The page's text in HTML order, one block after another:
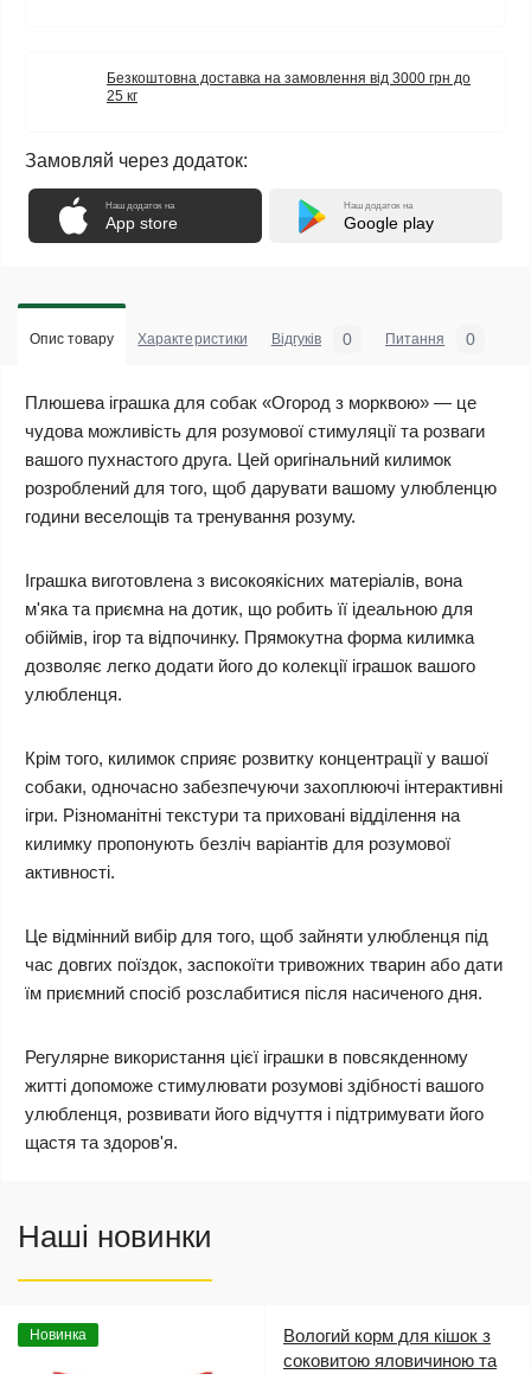
Безкоштовна доставка на замовлення від 3000 грн до
25 кг
Замовляй через додаток:
Наш додаток на
App store
Наш додаток на
Google play
Опис товару Характеристики Відгуків 0 Питання 0
Плюшева іграшка для собак «Огород з морквою» — це
чудова можливість для розумової стимуляції та розваги
вашого пухнастого друга. Цей оригінальний килимок
розроблений для того, щоб дарувати вашому улюбленцю
години веселощів та тренування розуму.
Іграшка виготовлена з високоякісних матеріалів, вона
м'яка та приємна на дотик, що робить її ідеальною для
обіймів, ігор та відпочинку. Прямокутна форма килимка
дозволяє легко додати його до колекції іграшок вашого
улюбленця.
Крім того, килимок сприяє розвитку концентрації у вашої
собаки, одночасно забезпечуючи захоплюючі інтерактивні
ігри. Різноманітні текстури та приховані відділення на
килимку пропонують безліч варіантів для розумової
активності.
Це відмінний вибір для того, щоб зайняти улюбленця під
час довгих поїздок, заспокоїти тривожних тварин або дати
їм приємний спосіб розслабитися після насиченого дня.
Регулярне використання цієї іграшки в повсякденному
житті допоможе стимулювати розумові здібності вашого
улюбленця, розвивати його відчуття і підтримувати його
щастя та здоров'я.
Наші новинки
Новинка
Вологий корм для кішок з
соковитою яловичиною та